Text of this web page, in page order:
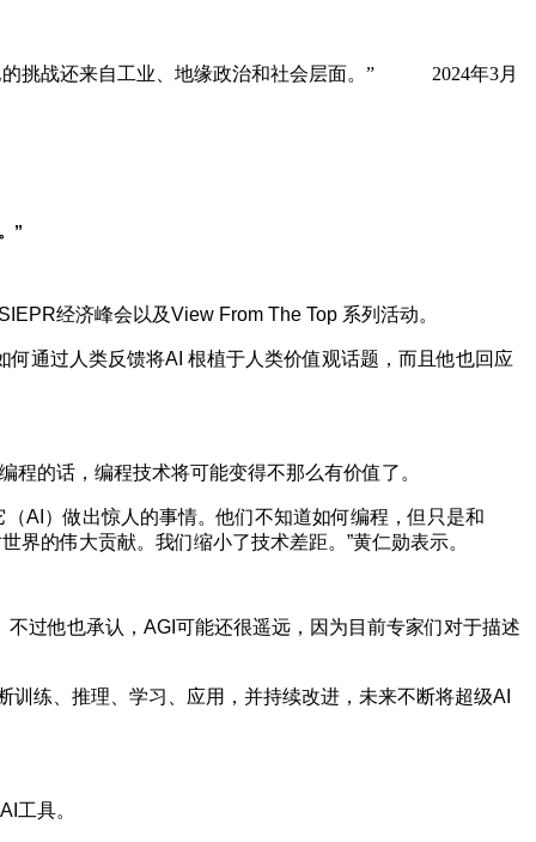
的挑战还来自工业、地缘政治和社会层面。” 2024年3月
”
经济峰会以及View From The Top 系列活动。
通过人类反馈将AI 根植于人类价值观话题，而且他也回应
的话，编程技术将可能变得不那么有价值了。
AI）做出惊人的事情。他们不知道如何编程，但只是和
的伟大贡献。我们缩小了技术差距。”黄仁勋表示。
不过他也承认，AGI可能还很遥远，因为目前专家们对于描述
训练、推理、学习、应用，并持续改进，未来不断将超级AI
工具。